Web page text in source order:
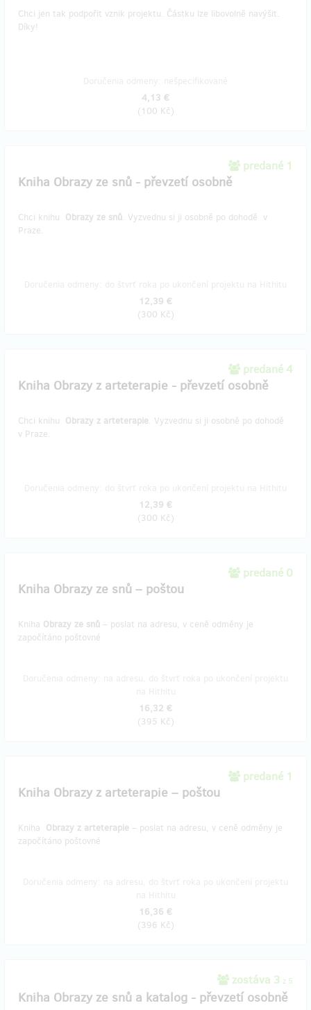
Chci jen tak podpořit vznik projektu. Částku lze libovolně navýšit.
Díky!
4,13 €
(100 Kč)
predané 1
Kniha Obrazy ze snů - převzetí osobně
Chci knihu Obrazy ze snů. Vyzvednu si ji osobně po dohodě v
Praze.
12,39 €
(300 Kč)
predané 4
Kniha Obrazy z arteterapie - převzetí osobně
Chci knihu Obrazy z arteterapie. Vyzvednu si ji osobně po dohodě
v Praze.
12,39 €
(300 Kč)
predané 0
Kniha Obrazy ze snů – poštou
Kniha Obrazy ze snů – poslat na adresu, v ceně odměny je
započítáno poštovné
16,32 €
(395 Kč)
predané 1
Kniha Obrazy z arteterapie – poštou
Kniha Obrazy z arteterapie – poslat na adresu, v ceně odměny je
započítáno poštovné
16,36 €
(396 Kč)
zostáva 3 z 5
Kniha Obrazy ze snů a katalog - převzetí osobně